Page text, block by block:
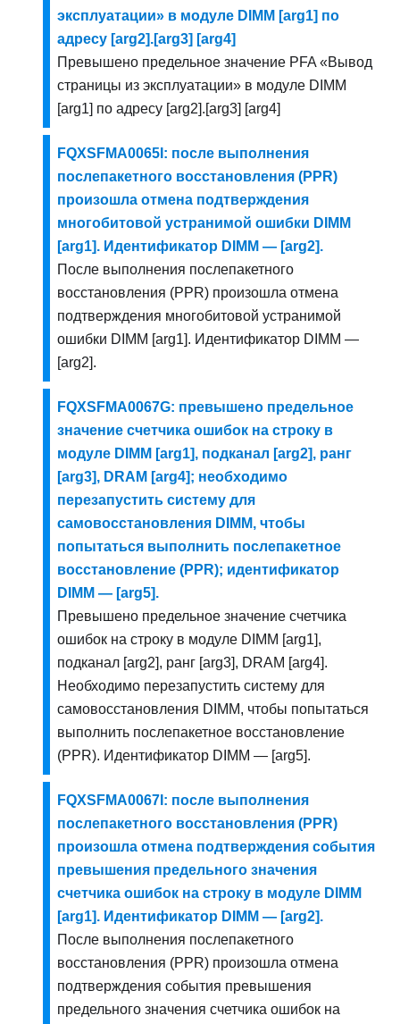
эксплуатации» в модуле DIMM [arg1] по
адресу [arg2].[arg3] [arg4]
Превышено предельное значение PFA «Вывод
страницы из эксплуатации» в модуле DIMM
[arg1] по адресу [arg2].[arg3] [arg4]
FQXSFMA0065I: после выполнения
послепакетного восстановления (PPR)
произошла отмена подтверждения
многобитовой устранимой ошибки DIMM
[arg1]. Идентификатор DIMM — [arg2].
После выполнения послепакетного
восстановления (PPR) произошла отмена
подтверждения многобитовой устранимой
ошибки DIMM [arg1]. Идентификатор DIMM —
[arg2].
FQXSFMA0067G: превышено предельное
значение счетчика ошибок на строку в
модуле DIMM [arg1], подканал [arg2], ранг
[arg3], DRAM [arg4]; необходимо
перезапустить систему для
самовосстановления DIMM, чтобы
попытаться выполнить послепакетное
восстановление (PPR); идентификатор
DIMM — [arg5].
Превышено предельное значение счетчика
ошибок на строку в модуле DIMM [arg1],
подканал [arg2], ранг [arg3], DRAM [arg4].
Необходимо перезапустить систему для
самовосстановления DIMM, чтобы попытаться
выполнить послепакетное восстановление
(PPR). Идентификатор DIMM — [arg5].
FQXSFMA0067I: после выполнения
послепакетного восстановления (PPR)
произошла отмена подтверждения события
превышения предельного значения
счетчика ошибок на строку в модуле DIMM
[arg1]. Идентификатор DIMM — [arg2].
После выполнения послепакетного
восстановления (PPR) произошла отмена
подтверждения события превышения
предельного значения счетчика ошибок на